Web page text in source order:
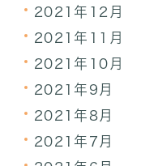
2021年12月
2021年11月
2021年10月
2021年9月
2021年8月
2021年7月